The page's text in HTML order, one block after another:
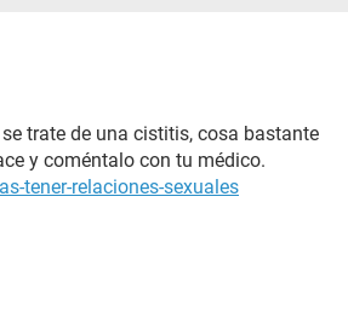
trate de una cistitis, cosa bastante
y coméntalo con tu médico.
tener-relaciones-sexuales